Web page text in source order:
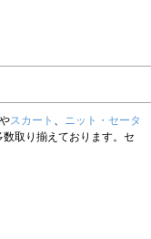
やスカート
ニット・セータ
取り揃えております。セ